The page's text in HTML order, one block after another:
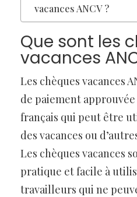
vacances ANCV ?
Que sont les
vacances
Les chèques vacances
de paiement
français qui peut être
des vacances ou
Les chèques vacances
pratique et facile à
travailleurs qui ne